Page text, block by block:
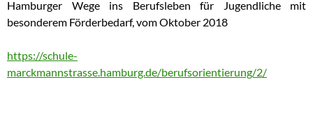
Hamburger Wege ins Berufsleben für Jugendliche mit
besonderem Förderbedarf, vom Oktober 2018
https://schule-
marckmannstrasse.hamburg.de/berufsorientierung/2/